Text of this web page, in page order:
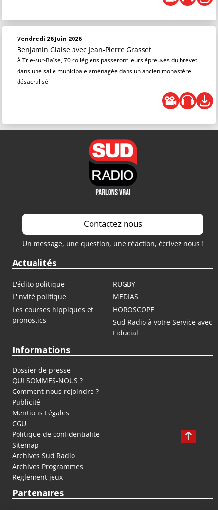
Vendredi 26 Juin 2026
Benjamin Glaise avec Jean-Pierre Grasset
À Trie-sur-Baïse, 70 collégiens passeront leurs épreuves du brevet
dans une salle municipale aménagée dans un ancien monastère
désacralisé
Contactez nous
Un message, une question, une réaction, écrivez nous !
Actualités
L'édito politique
RUGBY
L'invité politique
MEDIAS
Les courses hippiques et
pronostics
HOROSCOPE
Sud Radio à votre Service avec
Fiducial
Informations
Dossier de presse
QUI SOMMES-NOUS ?
Comment nous rejoindre ?
Publicité
Mentions Légales
CGU
Politique de confidentialité
Sitemap
Archives Sud Radio
Archives Programmes
Règlement jeux
Partenaires